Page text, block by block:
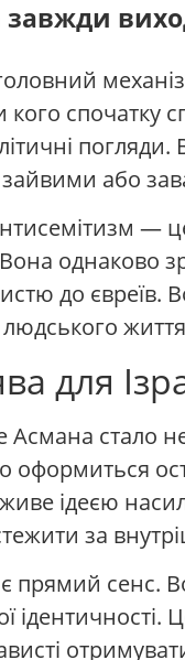
кого
або
— це
однаково
до
людського
для
стало
оформиться
ідеєю
за
прямий сенс.